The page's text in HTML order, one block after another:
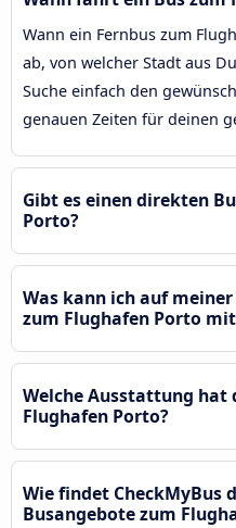
Wann ein Fernbus zum
ab, von welcher Stadt aus
Suche einfach den
genauen Zeiten für deinen
Gibt es einen direkten
Porto?
Was kann ich auf
zum Flughafen Porto
Welche Ausstattung hat
Flughafen Porto?
Wie findet CheckMyBus
Busangebote zum